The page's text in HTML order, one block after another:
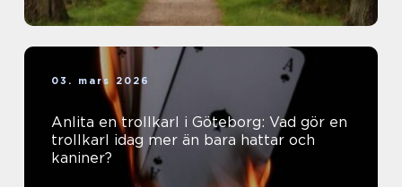
03. mars 2026
Anlita en trollkarl i Göteborg: Vad gör en
trollkarl idag mer än bara hattar och
kaniner?